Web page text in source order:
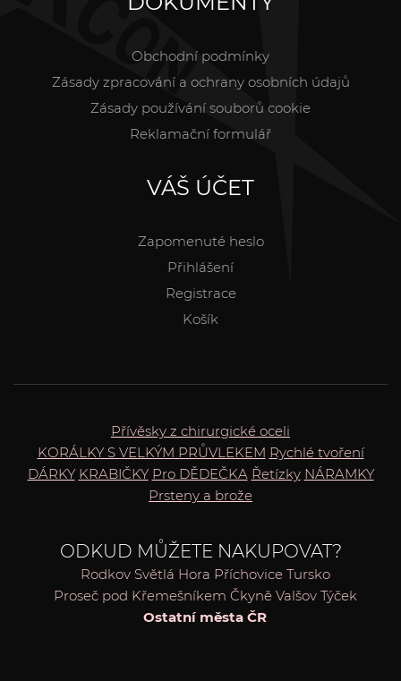
Obchodní podmínky
Zásady zpracování a ochrany osobních údajů
Zásady používání souborů cookie
Reklamační formulář
VÁŠ ÚČET
Zapomenuté heslo
Přihlášení
Registrace
Košík
Přívěsky z chirurgické oceli
KORÁLKY S VELKÝM PRŮVLEKEM Rychlé tvoření
DÁRKY KRABIČKY Pro DĚDEČKA Řetízky NÁRAMKY
Prsteny a brože
ODKUD MŮŽETE NAKUPOVAT?
Rodkov Světlá Hora Příchovice Tursko
Proseč pod Křemešníkem Čkyně Valšov Týček
Ostatní města ČR